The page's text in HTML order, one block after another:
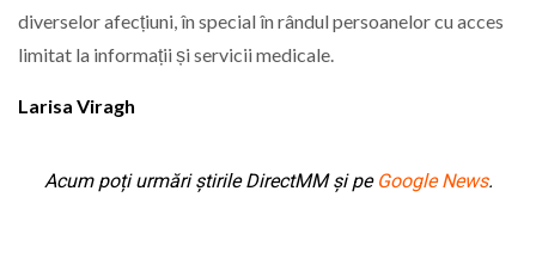
diverselor afecțiuni, în special în rândul persoanelor cu acces
limitat la informații și servicii medicale.
Larisa Viragh
Acum poți urmări știrile DirectMM și pe Google News.